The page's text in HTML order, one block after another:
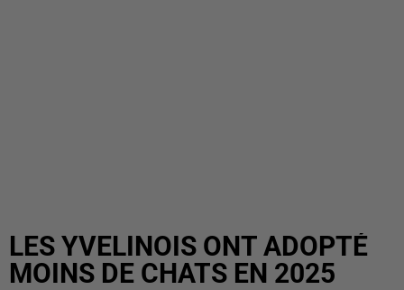
LES YVELINOIS ONT ADOPTÉ
MOINS DE CHATS EN 2025